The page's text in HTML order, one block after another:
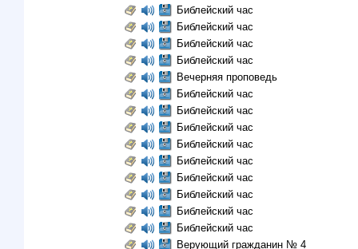
Библейский час
Библейский час
Библейский час
Библейский час
Вечерняя проповедь
Библейский час
Библейский час
Библейский час
Библейский час
Библейский час
Библейский час
Библейский час
Библейский час
Библейский час
Верующий гражданин № 4